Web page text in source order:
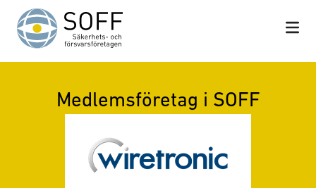
Hoppa till innehåll
Medlemsföretag i SOFF